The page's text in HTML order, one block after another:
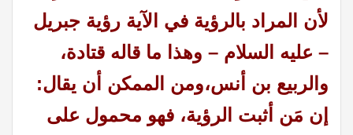
لأن المراد بالرؤية في الآية رؤية جبريل
– عليه السلام – وهذا ما قاله قتادة،
والربيع بن أنس،ومن الممكن أن يقال:
إن مَن أثبت الرؤية، فهو محمول على